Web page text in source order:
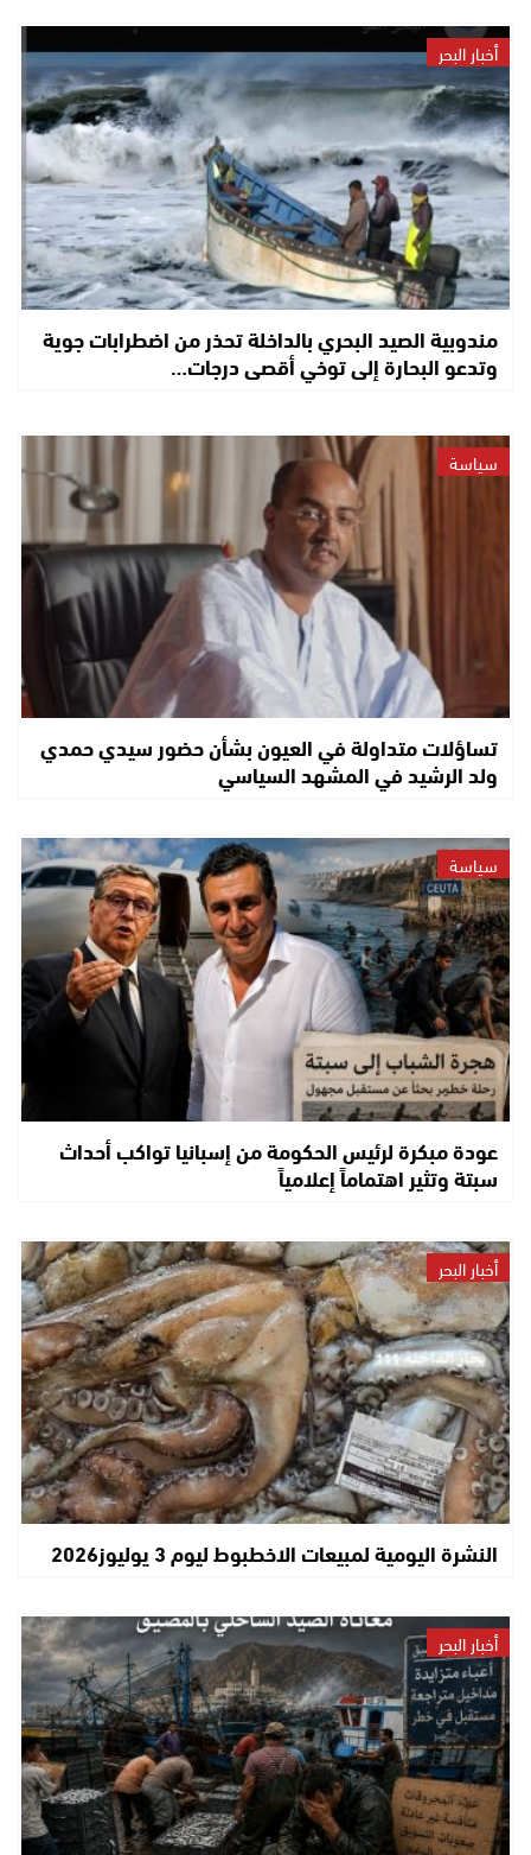
أخبار البحر
مندوبية الصيد البحري بالداخلة تحذر من اضطرابات جوية
وتدعو البحارة إلى توخي أقصى درجات…
سياسة
تساؤلات متداولة في العيون بشأن حضور سيدي حمدي
ولد الرشيد في المشهد السياسي
سياسة
عودة مبكرة لرئيس الحكومة من إسبانيا تواكب أحداث
سبتة وتثير اهتماماً إعلامياً
أخبار البحر
النشرة اليومية لمبيعات الاخطبوط ليوم 3 يوليوز2026
أخبار البحر